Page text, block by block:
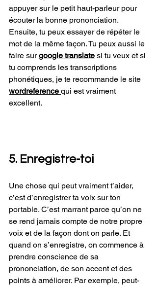
appuyer sur le petit haut-parleur pour
écouter la bonne prononciation.
Ensuite, tu peux essayer de répéter le
mot de la même façon. Tu peux aussi le
faire sur google translate si tu veux et si
tu comprends les transcriptions
phonétiques, je te recommande le site
wordreference qui est vraiment
excellent.
5. Enregistre-toi
Une chose qui peut vraiment t’aider,
c’est d’enregistrer ta voix sur ton
portable. C’est marrant parce qu’on ne
se rend jamais compte de notre propre
voix et de la façon dont on parle. Et
quand on s’enregistre, on commence à
prendre conscience de sa
prononciation, de son accent et des
points à améliorer. Par exemple, peut-